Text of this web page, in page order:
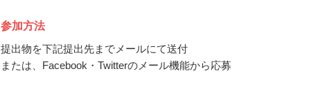
参加方法
提出物を下記提出先までメールにて送付
または、Facebook・Twitterのメール機能から応募